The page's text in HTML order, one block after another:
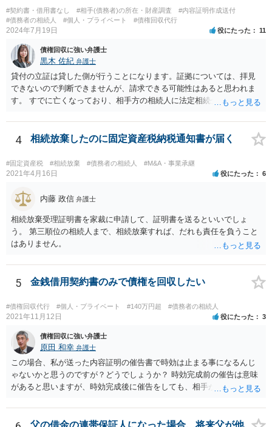
#契約書・借用書なし #相手(債務者)の所在・財産調査
#内容証明作成送付
#債務者の相続人
#個人・プライベート #債権回収代行
2024年7月19日 役にたった 11
債権回収に強い弁護士
黒木 佐紀 弁護士
貸付の立証は貸した側が行うことになります。証拠については、拝見
できないので判断できませんが、請求できる可能性はあると思われま
す。 すでに亡くなっており、相手方の相続人に法定相続分に応じて請
が難しくなります。 お早めに相続人に請求していくか、それが難しい
場合は、弁護士に相談されるのがよろしいかと思います。
4 相続放棄したのに固定資産税納税通知書が届く
#固定資産税 #相続放棄 #債務者の相続人 #M&A・事業承継
2021年4月16日 役にたった 6
内藤 政信 弁護士
相続放棄受理証明書を家裁に申請して、証明書を送るといいでしょ
う。 第三順位の相続人まで、相続放棄すれば、だれも責任を負うこと
はありません。
5 金銭借用契約書のみで債権を回収したい
#債権回収代行 #個人・プライベート #140万円超 #債務者の相続人
2021年11月12日 役にたった 3
債権回収に強い弁護士
原田 和幸 弁護士
この場合、私が送った内容証明の催告書で時効は止まる事になるんじ
ゃないかと思うのですが？どうでしょうか？ 時効完成前の催告は意味
があると思いますが、時効完成後に催告をしても、相手が時効の援用
父の借金の連帯保証人になった場合、将来父が他